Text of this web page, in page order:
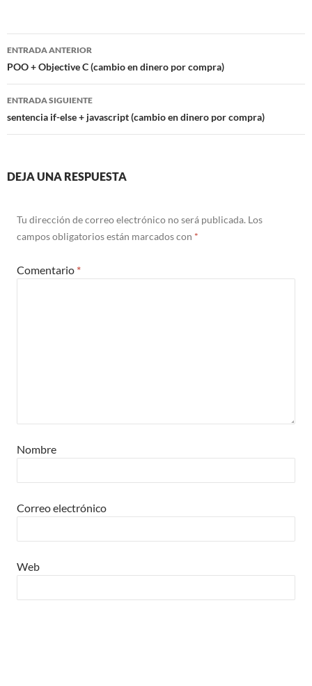
Navegación
de
entradas
ENTRADA ANTERIOR
POO + Objective C (cambio en dinero por compra)
ENTRADA SIGUIENTE
sentencia if-else + javascript (cambio en dinero por compra)
DEJA UNA RESPUESTA
Tu dirección de correo electrónico no será publicada. Los
campos obligatorios están marcados con *
Comentario *
Nombre
Correo electrónico
Web